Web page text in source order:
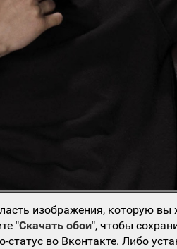
изображения, которую вы
"Скачать обои", чтобы
во Вконтакте. Либо